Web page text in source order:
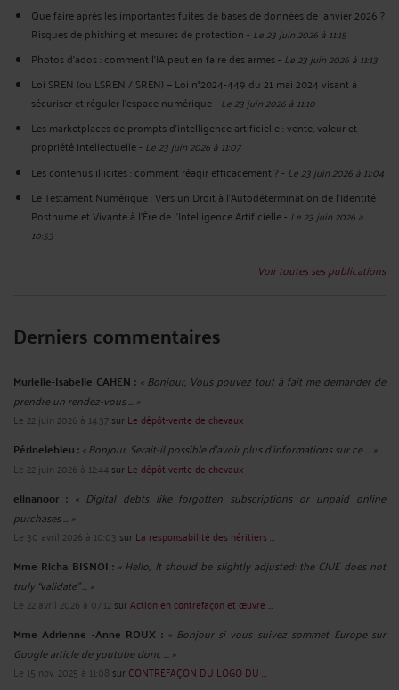
Que faire après les importantes fuites de bases de données de janvier 2026 ?
Risques de phishing et mesures de protection- Le 23 juin 2026 à 11:15
Photos d’ados : comment l’IA peut en faire des armes- Le 23 juin 2026 à 11:13
Loi SREN (ou LSREN / SREN) — Loi n°2024-449 du 21 mai 2024 visant à
sécuriser et réguler l’espace numérique- Le 23 juin 2026 à 11:10
Les marketplaces de prompts d’intelligence artificielle : vente, valeur et
propriété intellectuelle- Le 23 juin 2026 à 11:07
Les contenus illicites : comment réagir efficacement ?- Le 23 juin 2026 à 11:04
Le Testament Numérique : Vers un Droit à l'Autodétermination de l'Identité
Posthume et Vivante à l'Ère de l'Intelligence Artificielle- Le 23 juin 2026 à
10:53
Voir toutes ses publications
Derniers commentaires
Murielle-Isabelle CAHEN : « Bonjour, Vous pouvez tout à fait me demander de
prendre un rendez-vous ... »
Le 22 juin 2026 à 14:37sur Le dépôt-vente de chevaux
Périnelebleu :« Bonjour, Serait-il possible d'avoir plus d'informations sur ce ... »
Le 22 juin 2026 à 12:44 sur Le dépôt-vente de chevaux
elinanoor : « Digital debts like forgotten subscriptions or unpaid online
purchases ... »
Le 30 avril 2026 à 10:03 sur La responsabilité des héritiers ...
Mme Richa BISNOI : « Hello, It should be slightly adjusted: the CJUE does not
truly “validate” ... »
Le 22 avril 2026 à 07:12surAction en contrefaçon et œuvre ...
Mme Adrienne -Anne ROUX : « Bonjour si vous suivez sommet Europe sur
Google article de youtube donc ... »
Le 15 nov. 2025 à 11:08 sur CONTREFAÇON DU LOGO DU ...